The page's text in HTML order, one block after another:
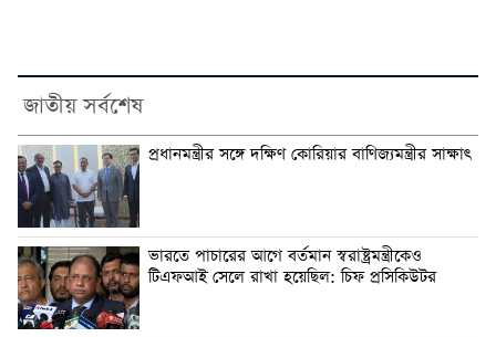
জাতীয় সর্বশেষ
প্রধানমন্ত্রীর সঙ্গে দক্ষিণ কোরিয়ার বাণিজ্যমন্ত্রীর সাক্ষাৎ
ভারতে পাচারের আগে বর্তমান স্বরাষ্ট্রমন্ত্রীকেও
টিএফআই সেলে রাখা হয়েছিল: চিফ প্রসিকিউটর